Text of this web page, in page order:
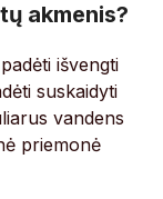
akmenis?
išvengti
suskaidyti
vandens
priemonė